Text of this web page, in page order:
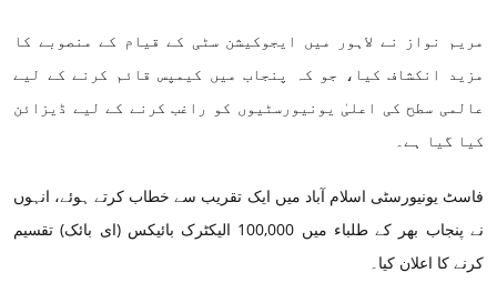
مریم نواز نے لاہور میں ایجوکیشن سٹی کے قیام کے منصوبے کا
مزید انکشاف کیا، جو کہ پنجاب میں کیمپس قائم کرنے کے لیے
عالمی سطح کی اعلیٰ یونیورسٹیوں کو راغب کرنے کے لیے ڈیزائن
کیا گیا ہے۔
فاسٹ یونیورسٹی اسلام آباد میں ایک تقریب سے خطاب کرتے ہوئے، انہوں
نے پنجاب بھر کے طلباء میں 100,000 الیکٹرک بائیکس (ای بائک) تقسیم
کرنے کا اعلان کیا۔